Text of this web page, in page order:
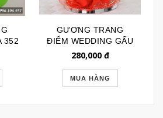
352
GƯƠNG TRANG
ĐIỂM WEDDING GẤU
TRÒN 086
280,000đ
MUA HÀNG